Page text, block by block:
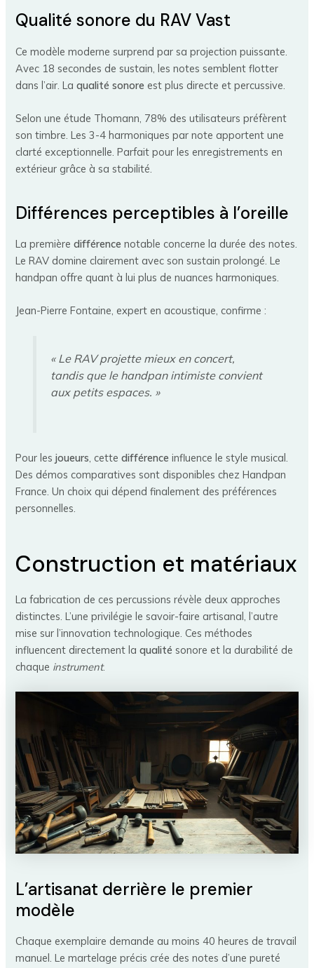
Qualité sonore du RAV Vast
Ce modèle moderne surprend par sa projection puissante.
Avec 18 secondes de sustain, les notes semblent flotter
dans l’air. Laqualité sonore est plus directe et percussive.
Selon une étude Thomann, 78% des utilisateurs préfèrent
son timbre. Les 3-4 harmoniques par note apportent une
clarté exceptionnelle. Parfait pour les enregistrements en
extérieur grâce à sa stabilité.
Différences perceptibles à l’oreille
La premièredifférence notable concerne la durée des notes.
Le RAV domine clairement avec son sustain prolongé. Le
handpan offre quant à lui plus de nuances harmoniques.
Jean-Pierre Fontaine, expert en acoustique, confirme :
« Le RAV projette mieux en concert,
tandis que le handpan intimiste convient
aux petits espaces. »
Pour lesjoueurs, cettedifférence influence le style musical.
Des démos comparatives sont disponibles chez Handpan
France. Un choix qui dépend finalement des préférences
personnelles.
Construction et matériaux
La fabrication de ces percussions révèle deux approches
distinctes. L’une privilégie le savoir-faire artisanal, l’autre
mise sur l’innovation technologique. Ces méthodes
influencent directement laqualité sonore et la durabilité de
chaque instrument.
L’artisanat derrière le premier
modèle
Chaque exemplaire demande au moins 40 heures de travail
manuel. Le martelage précis crée des notes d’une pureté